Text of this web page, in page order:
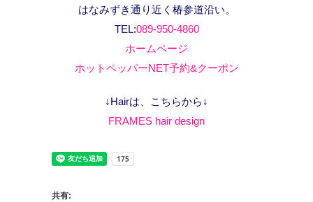
はなみずき通り近く椿参道沿い。
TEL:089-950-4860
ホームページ
ホットペッパーNET予約&クーポン
↓Hairは、こちらから↓
FRAMES hair design
共有: